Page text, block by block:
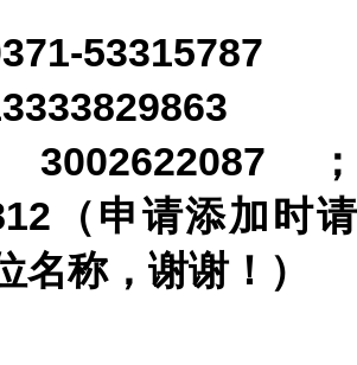
53315787
3002622087
；
（申请添加时请
名称，谢谢！）